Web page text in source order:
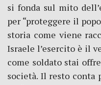
si fonda sul mito
per “proteggere il
storia come viene
Israele l’esercito è il
come soldato stai
società. Il resto conta